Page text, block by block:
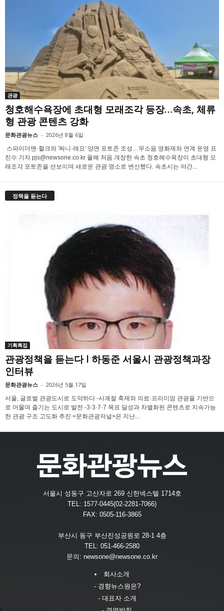
관광
청호해수욕장에 초대형 모래조각 등장…속초, 체류
형 관광 콘텐츠 강화
문화관광뉴스 - 2026년 8월 6일
스파이더맨·헐크와 '짜니·래요' 양면 포토존 조성…무소음 영화제와 연계 운영 표
진수 기자 pjs@newsone.co.kr 올해 처음 개장한 속초 청호해수욕장이 초대형 모
래조각 포토존을 선보이며 새로운 관광 명소로 변신했다. 속초시는 야간...
정책을 듣는다
기획특집
관광정책을 듣는다 l 하동준 서울시 관광정책과장
인터뷰
문화관광뉴스 - 2026년 5월 17일
서울, 글로벌 관광도시로 도약하다 -사계절 축제와 의료·프리미엄 관광을 기반으
로 머물며 즐기는 도시로 발전 -3·3·7·7 목표 달성과 차별화된 콘텐츠로 지속가능
한 관광 구조 고도화 추진 <문화관광저널>은 지난...
서울시 성동구 고산자로 269 신한넥스텔 1714호
TEL: 1577-0445(02-2281-7066)
FAX: 0505-116-3865
부산시 동구 부산진성공원로 28-1 4층
TEL: 051-466-2580
문의: newsone@newsone.co.kr
회사소개
- 경향뉴스원은?
- 대표자 소개